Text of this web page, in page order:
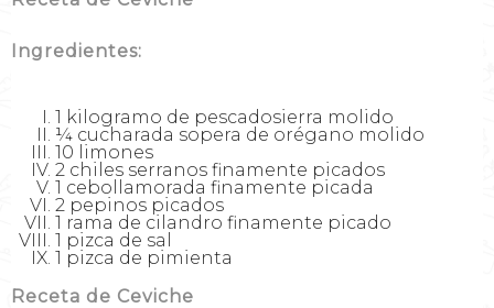
Ingredientes:
1 kilogramo de pescadosierra molido
¼ cucharada sopera de orégano molido
10 limones
2 chiles serranos finamente picados
1 cebollamorada finamente picada
2 pepinos picados
1 rama de cilandro finamente picado
1 pizca de sal
1 pizca de pimienta
Receta de Ceviche